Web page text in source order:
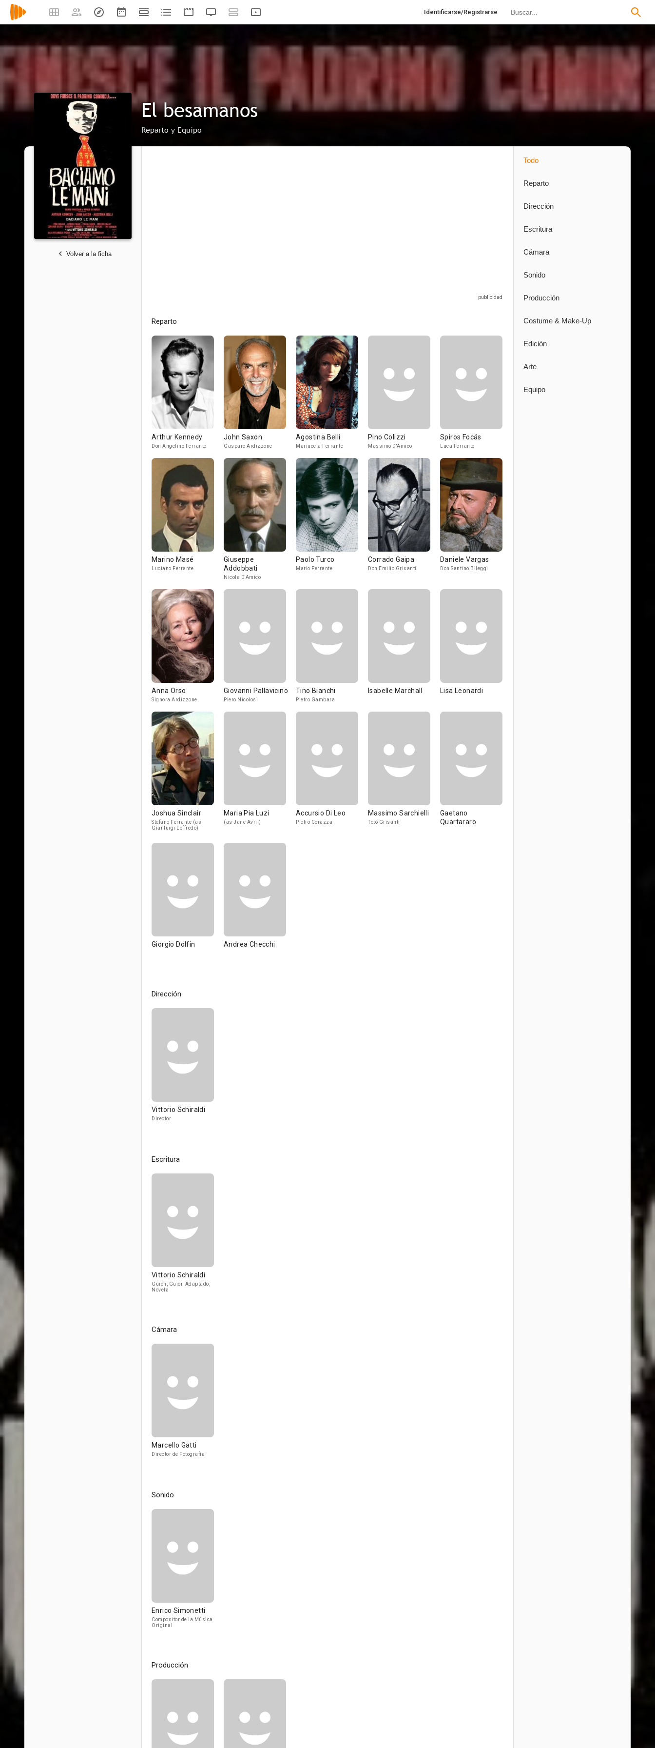
Identificarse/Registrarse
El besamanos
Reparto y Equipo
Volver a la ficha
Reparto
Arthur Kennedy
Don Angelino Ferrante
John Saxon
Gaspare Ardizzone
Agostina Belli
Mariuccia Ferrante
Pino Colizzi
Massimo D'Amico
Spiros Focás
Luca Ferrante
Marino Masé
Luciano Ferrante
Giuseppe
Addobbati
Nicola D'Amico
Paolo Turco
Mario Ferrante
Corrado Gaipa
Don Emilio Grisanti
Daniele Vargas
Don Santino Bileggi
Anna Orso
Signora Ardizzone
Giovanni Pallavicino
Piero Nicolosi
Tino Bianchi
Pietro Gambara
Isabelle Marchall Lisa Leonardi
Joshua Sinclair
Stefano Ferrante (as
Gianluigi Loffredo)
Maria Pia Luzi
(as Jane Avril)
Accursio Di Leo
Pietro Corazza
Massimo Sarchielli
Totò Grisanti
Gaetano
Quartararo
Giorgio Dolfin Andrea Checchi
Dirección
Vittorio Schiraldi
Director
Escritura
Vittorio Schiraldi
Guión, Guión Adaptado,
Novela
Cámara
Marcello Gatti
Director de Fotografía
Sonido
Enrico Simonetti
Compositor de la Música
Original
Producción
Todo
Reparto
Dirección
Escritura
Cámara
Sonido
Producción
Costume & Make-Up
Edición
Arte
Equipo